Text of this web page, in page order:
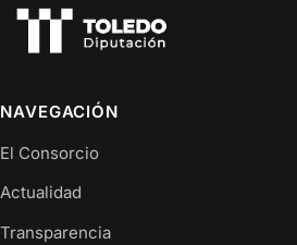
NAVEGACIÓN
El Consorcio
Actualidad
Transparencia